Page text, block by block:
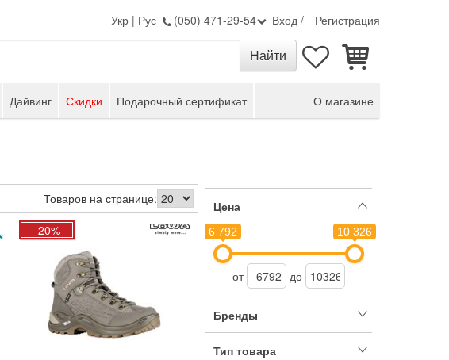
Укр | Рус (050) 471-29-54 Вход / Регистрация
Дайвинг Скидки Подарочный сертификат О магазине
Товаров на странице:
-20%
Цена
6 792 10 326
от до
Бренды
Тип товара